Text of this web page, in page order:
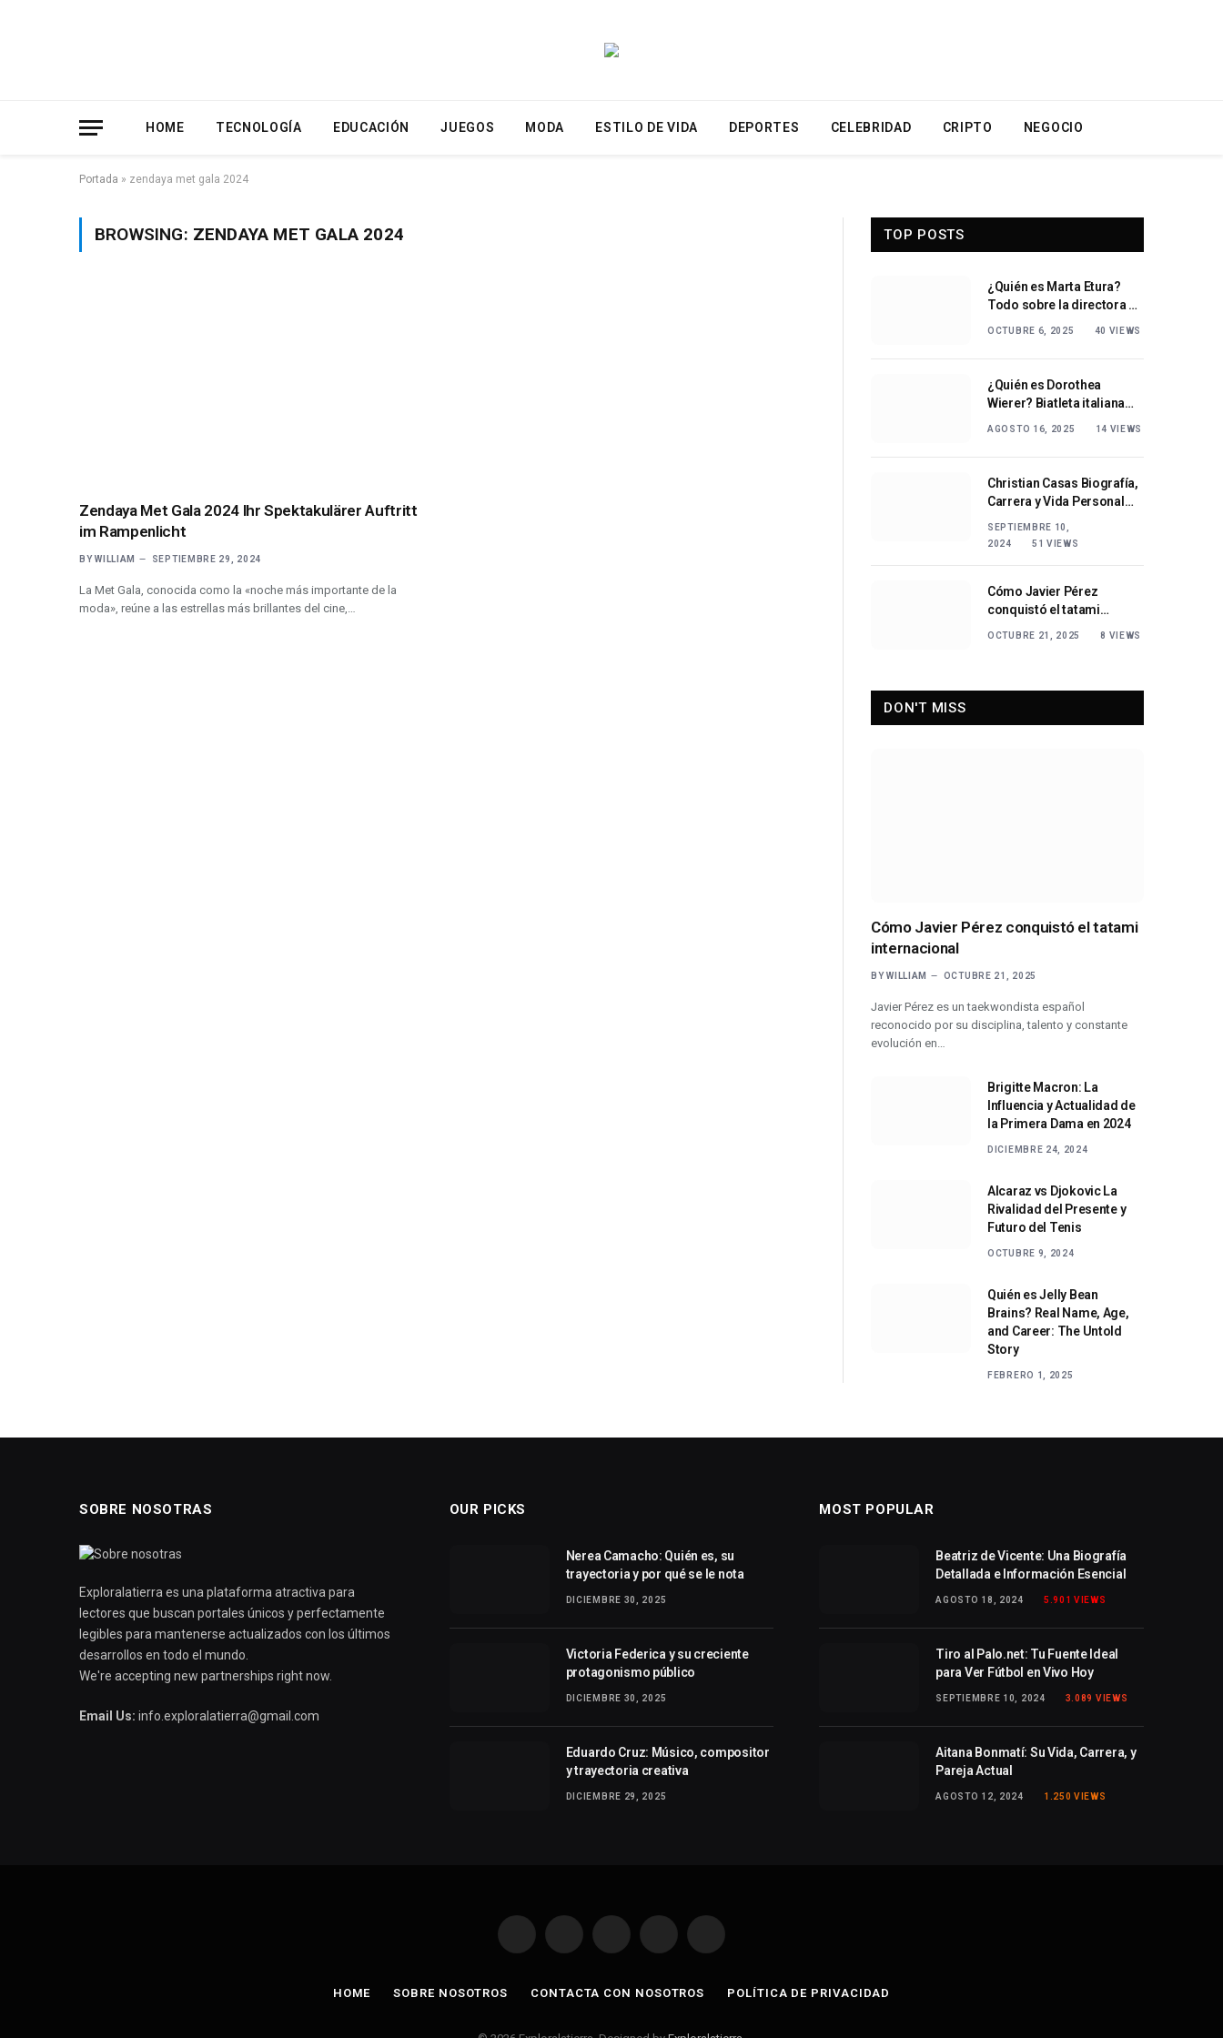
HOME TECNOLOGÍA EDUCACIÓN JUEGOS MODA ESTILO DE VIDA DEPORTES CELEBRIDAD CRIPTO NEGOCIO
Portada » zendaya met gala 2024
BROWSING: ZENDAYA MET GALA 2024
Zendaya Met Gala 2024 Ihr Spektakulärer Auftritt
im Rampenlicht
BY WILLIAM SEPTIEMBRE 29, 2024
La Met Gala, conocida como la «noche más importante de la
moda», reúne a las estrellas más brillantes del cine,…
TOP POSTS
¿Quién es Marta Etura?
Todo sobre la directora de
OCTUBRE 6, 2025 40 VIEWS
¿Quién es Dorothea
Wierer? Biatleta italiana
AGOSTO 16, 2025 14 VIEWS
Christian Casas Biografía,
Carrera y Vida Personal
SEPTIEMBRE 10,
2024
51 VIEWS
Cómo Javier Pérez
conquistó el tatami
OCTUBRE 21, 2025 8 VIEWS
DON'T MISS
Cómo Javier Pérez conquistó el tatami
internacional
BY WILLIAM OCTUBRE 21, 2025
Javier Pérez es un taekwondista español
reconocido por su disciplina, talento y constante
evolución en…
Brigitte Macron: La
Influencia y Actualidad de
la Primera Dama en 2024
DICIEMBRE 24, 2024
Alcaraz vs Djokovic La
Rivalidad del Presente y
Futuro del Tenis
OCTUBRE 9, 2024
Quién es Jelly Bean
Brains? Real Name, Age,
and Career: The Untold
Story
FEBRERO 1, 2025
SOBRE NOSOTRAS
Exploralatierra es una plataforma atractiva para
lectores que buscan portales únicos y perfectamente
legibles para mantenerse actualizados con los últimos
desarrollos en todo el mundo.
We're accepting new partnerships right now.
Email Us: info.exploralatierra@gmail.com
OUR PICKS
Nerea Camacho: Quién es, su
trayectoria y por qué se le nota
DICIEMBRE 30, 2025
Victoria Federica y su creciente
protagonismo público
DICIEMBRE 30, 2025
Eduardo Cruz: Músico, compositor
y trayectoria creativa
DICIEMBRE 29, 2025
MOST POPULAR
Beatriz de Vicente: Una Biografía
Detallada e Información Esencial
AGOSTO 18, 2024 5.901VIEWS
Tiro al Palo.net: Tu Fuente Ideal
para Ver Fútbol en Vivo Hoy
SEPTIEMBRE 10, 2024 3.089 VIEWS
Aitana Bonmatí: Su Vida, Carrera, y
Pareja Actual
AGOSTO 12, 2024 1.250VIEWS
Facebook Instagram Pinterest Dribbble
HOME SOBRE NOSOTROS CONTACTA CON NOSOTROS POLÍTICA DE PRIVACIDAD